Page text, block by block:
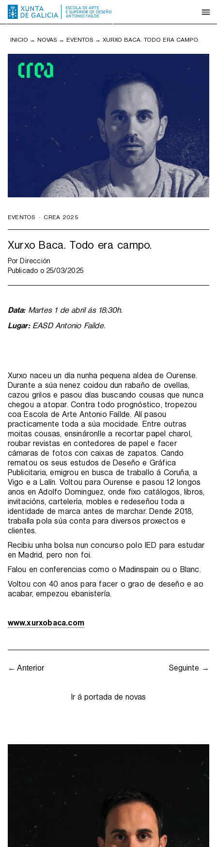
INICIO → NOVAS → EVENTOS → XURXO BACA. TODO ERA CAMPO.
EVENTOS · CREA 2025
Xurxo Baca. Todo era campo.
Por Dirección
Publicado o 25/03/2025
Data:Martes 1 de abril ás 18:30h.
Lugar:EASD Antonio Faílde.
Xurxo naceu un día nunha pequena aldea de Ourense.
Durante a súa nenez coidou dun rabaño de ovellas,
cazou grilos e pasou días buscando cousas que nunca
chegou a atopar. Contra todo prognóstico, tropezou
coa Escola de Arte Antonio Faílde. Alí pasou
practicamente toda a súa mocidade. Entre outras
moitas cousas, ensináronlle a recortar papel charol,
roubar revistas en contedores de papel e facer
cámaras de fotos con caixas de zapatos. Cando
rematou os seus estudos de Deseño e Gráfica
Publicitaria, emigrou en busca de traballo á Coruña, a
Vigo e a Lalín. Voltou para Ourense e pasou 12 longos
anos en Adolfo Dominguez, onde fixo catálogos, libros,
invitacións, cartelería, mobles e redeseñou toda a
identidade de marca antes de marchar. Dende 2018,
traballa pola súa conta para diversos proxectos e
clientes.
Recibiu unha bolsa nun concurso polo IED para estudar
en Madrid, pero non foi.
Falou en conferencias como o Madinspain ou o Blanc.
Voltou con 40 anos para facer o grao de deseño e ao
acabar, empezou ebanistería.
www.xurxobaca.com
← Anterior Seguinte →
Ir á portada de novas